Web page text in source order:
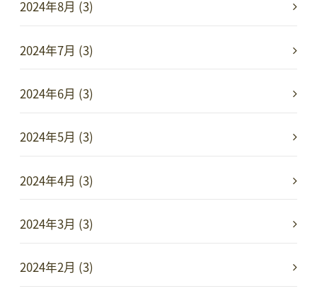
2024年8月 (3)
2024年7月 (3)
2024年6月 (3)
2024年5月 (3)
2024年4月 (3)
2024年3月 (3)
2024年2月 (3)